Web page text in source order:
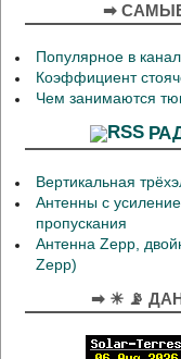
➡
Популярное в
Коэффициент
Чем занимаются
Вертикальная
Антенны с
пропускания
Антенна Zepp,
Zepp)
➡ ☀ 📡